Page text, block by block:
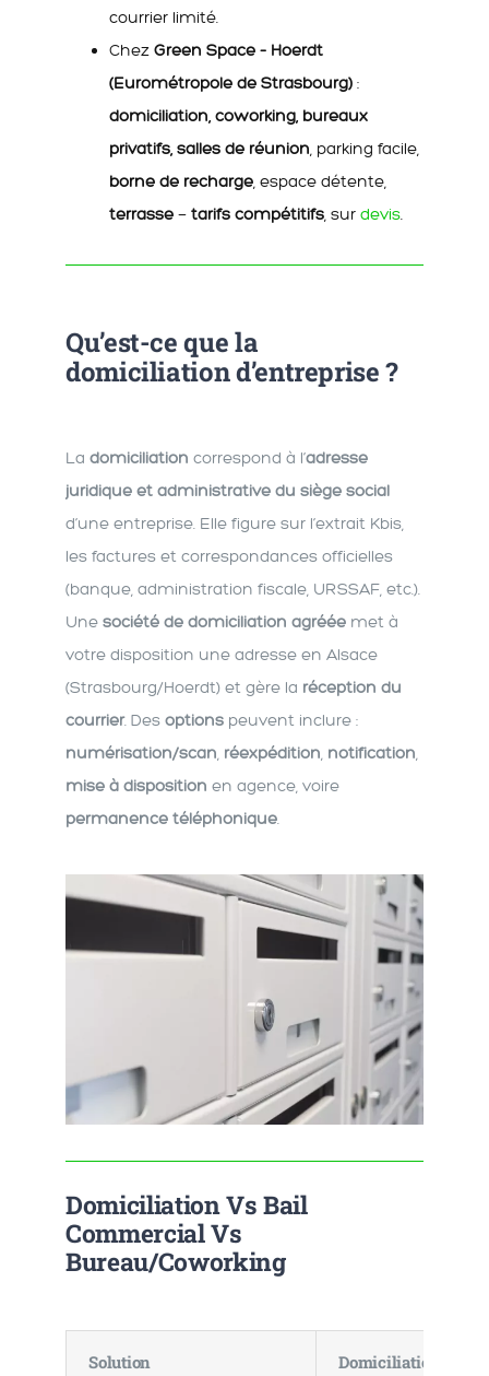
courrier limité.
Chez Green Space – Hoerdt
(Eurométropole de Strasbourg) :
domiciliation, coworking, bureaux
privatifs, salles de réunion, parking facile,
borne de recharge, espace détente,
terrasse — tarifs compétitifs, sur devis.
Qu’est-ce que la
domiciliation d’entreprise ?
La domiciliation correspond à l’adresse
juridique et administrative du siège social
d’une entreprise. Elle figure sur l’extrait Kbis,
les factures et correspondances officielles
(banque, administration fiscale, URSSAF, etc.).
Une société de domiciliation agréée met à
votre disposition une adresse en Alsace
(Strasbourg/Hoerdt) et gère la réception du
courrier. Des options peuvent inclure :
numérisation/scan réexpédition notification
mise à disposition en agence, voire
permanence téléphonique.
Domiciliation Vs Bail
Commercial Vs
Bureau/coworking
Solution Domiciliation